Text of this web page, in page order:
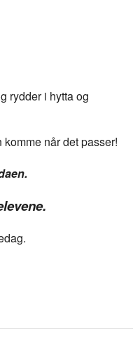
rydder i hytta og
når det passer!